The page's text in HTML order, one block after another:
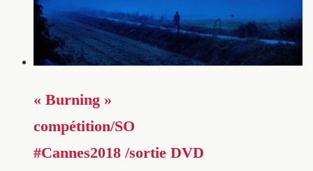
« Burning »
compétition/SO
#Cannes2018 /sortie DVD